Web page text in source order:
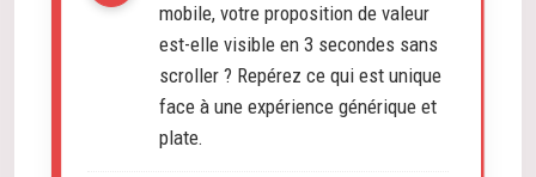
mobile, votre proposition de valeur
est-elle visible en 3 secondes sans
scroller ? Repérez ce qui est unique
face à une expérience générique et
plate.